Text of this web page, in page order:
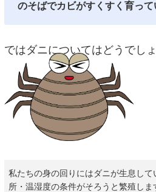
のそばでカビがすくすく育って
ではダニについてはどうでしょ
私たちの身の回りにはダニが生息して
所・温湿度の条件がそろうと繁殖しま